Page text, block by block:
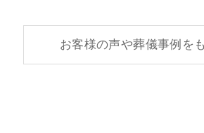
お客様の声や葬儀事例を